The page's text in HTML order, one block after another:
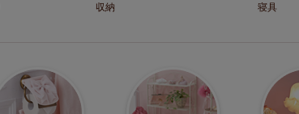
収納 寝具